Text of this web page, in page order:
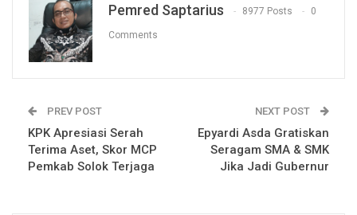
Pemred Saptarius 8977 Posts 0
Comments
PREV POST
KPK Apresiasi Serah
Terima Aset, Skor MCP
Pemkab Solok Terjaga
NEXT POST
Epyardi Asda Gratiskan
Seragam SMA & SMK
Jika Jadi Gubernur